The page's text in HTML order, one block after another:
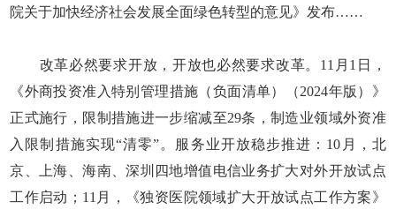
院关于加快经济社会发展全面绿色转型的意见》发布……
改革必然要求开放，开放也必然要求改革。11月1日，
《外商投资准入特别管理措施（负面清单）（2024年版）》
正式施行，限制措施进一步缩减至29条，制造业领域外资准
入限制措施实现“清零”。服务业开放稳步推进：10月，北
京、上海、海南、深圳四地增值电信业务扩大对外开放试点
工作启动；11月，《独资医院领域扩大开放试点工作方案》